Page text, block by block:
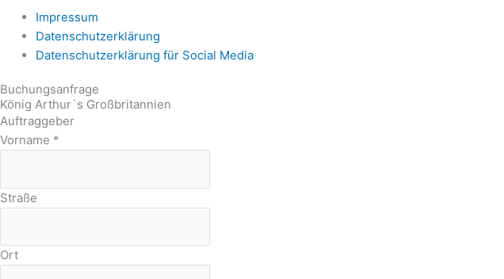
Impressum
Datenschutzerklärung
Datenschutzerklärung für Social Media
Buchungsanfrage
König Arthur`s Großbritannien
Auftraggeber
Vorname *
Straße
Ort